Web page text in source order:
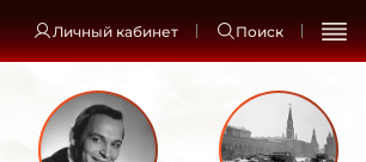
Личный кабинет Поиск